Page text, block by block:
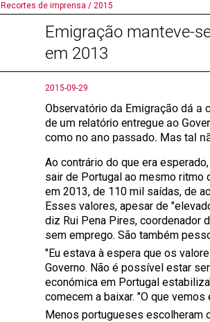
Recortes de imprensa / 2015
Emigração manteve-
em 2013
2015-09-29
Observatório da Emigração dá a
de um relatório entregue ao
como no ano passado. Mas tal
Ao contrário do que era
sair de Portugal ao mesmo ritmo
em 2013, de 110 mil saídas, de
Esses valores, apesar de
diz Rui Pena Pires, coordenador
sem emprego. São também
"Eu estava à espera que os
Governo. Não é possível estar
económica em Portugal
comecem a baixar. "O que
Menos portugueses escolheram